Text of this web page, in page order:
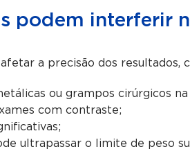
podem interferir
a precisão dos resultados,
ou grampos cirúrgicos na
com contraste;
ultrapassar o limite de peso